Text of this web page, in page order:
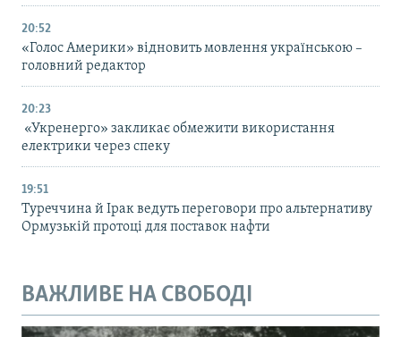
20:52
«Голос Америки» відновить мовлення українською –
головний редактор
20:23
«Укренерго» закликає обмежити використання
електрики через спеку
19:51
Туреччина й Ірак ведуть переговори про альтернативу
Ормузькій протоці для поставок нафти
ВАЖЛИВЕ НА СВОБОДІ